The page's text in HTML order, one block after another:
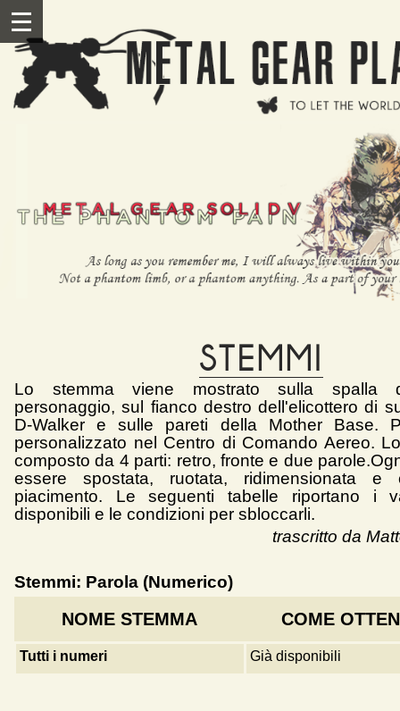
III
STEMMI
Lo stemma viene mostrato sulla spalla
personaggio, sul fianco destro dell'elicottero di
D-Walker e sulle pareti della Mother Base.
personalizzato nel Centro di Comando Aereo.
composto da 4 parti: retro, fronte e due
essere spostata, ruotata, ridimensionata e
piacimento. Le seguenti tabelle riportano i
disponibili e le condizioni per sbloccarli.
trascritto da
Stemmi: Parola (Numerico)
NOME STEMMA COME
Tutti i numeri Già disponibili